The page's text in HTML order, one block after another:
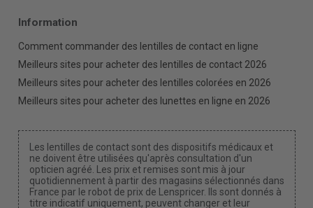
Information
Comment commander des lentilles de contact en ligne
Meilleurs sites pour acheter des lentilles de contact 2026
Meilleurs sites pour acheter des lentilles colorées en 2026
Meilleurs sites pour acheter des lunettes en ligne en 2026
Les lentilles de contact sont des dispositifs médicaux et
ne doivent être utilisées qu'après consultation d'un
opticien agréé. Les prix et remises sont mis à jour
quotidiennement à partir des magasins sélectionnés dans
France par le robot de prix de Lenspricer. Ils sont donnés à
titre indicatif uniquement, peuvent changer et leur